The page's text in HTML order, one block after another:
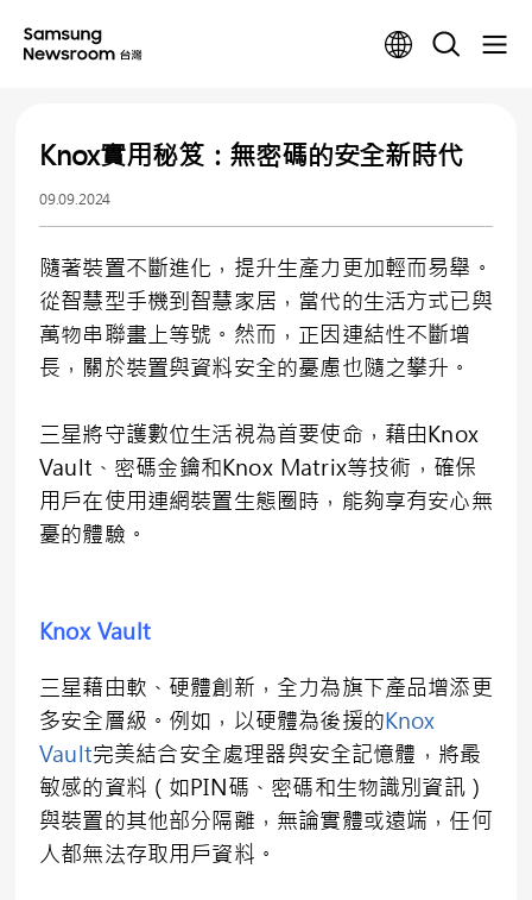
Knox實用秘笈：無密碼的安全新時代
09.09.2024
隨著裝置不斷進化，提升生產力更加輕而易舉。
從智慧型手機到智慧家居，當代的生活方式已與
萬物串聯畫上等號。然而，正因連結性不斷增
長，關於裝置與資料安全的憂慮也隨之攀升。
三星將守護數位生活視為首要使命，藉由Knox
Vault、密碼金鑰和Knox Matrix等技術，確保
用戶在使用連網裝置生態圈時，能夠享有安心無
憂的體驗。
Knox Vault
三星藉由軟、硬體創新，全力為旗下產品增添更
多安全層級。例如，以硬體為後援的Knox
Vault完美結合安全處理器與安全記憶體，將最
敏感的資料（如PIN碼、密碼和生物識別資訊）
與裝置的其他部分隔離，無論實體或遠端，任何
人都無法存取用戶資料。